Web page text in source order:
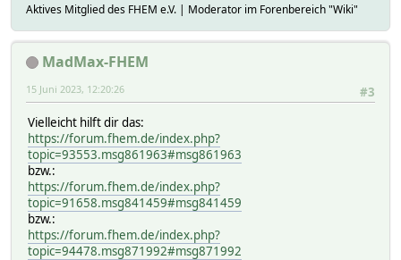
#
Aktives Mitglied des FHEM e.V. | Moderator im Forenbereich "Wiki"
MadMax-FHEM
#3
15 Juni 2023, 12:20:26
Vielleicht hilft dir das:
https://forum.fhem.de/index.php?
topic=93553.msg861963#msg861963
bzw.:
https://forum.fhem.de/index.php?
topic=91658.msg841459#msg841459
bzw.:
https://forum.fhem.de/index.php?
topic=94478.msg871992#msg871992